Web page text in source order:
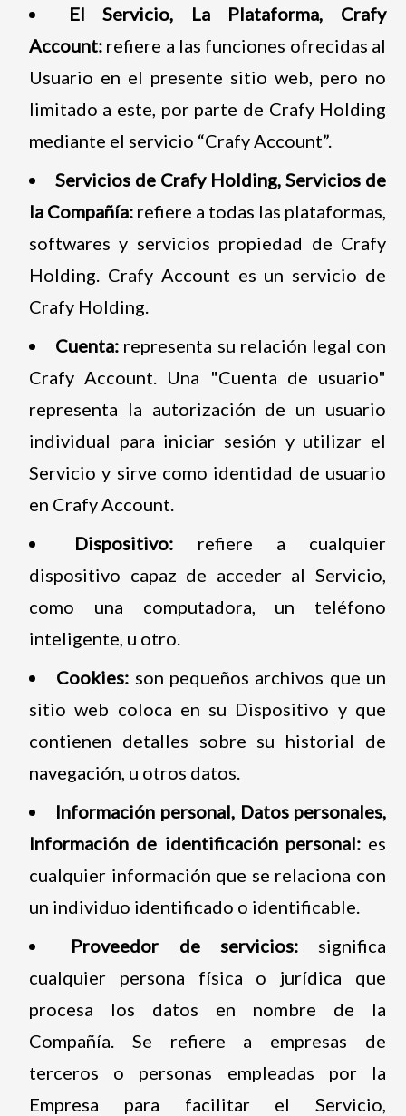
El Servicio, La Plataforma, Crafy
Account:refiere a las funciones ofrecidas al
Usuario en el presente sitio web, pero no
limitado a este, por parte de Crafy Holding
mediante el servicio “Crafy Account”.
Servicios de Crafy Holding, Servicios de
la Compañía:refiere a todas las plataformas,
softwares y servicios propiedad de Crafy
Holding. Crafy Account es un servicio de
Crafy Holding.
Cuenta: representa su relación legal con
Crafy Account. Una "Cuenta de usuario"
representa la autorización de un usuario
individual para iniciar sesión y utilizar el
Servicio y sirve como identidad de usuario
en Crafy Account.
Dispositivo: refiere a cualquier
dispositivo capaz de acceder al Servicio,
como una computadora, un teléfono
inteligente, u otro.
Cookies: son pequeños archivos que un
sitio web coloca en su Dispositivo y que
contienen detalles sobre su historial de
navegación, u otros datos.
Información personal, Datos personales,
Información de identificación personal:es
cualquier información que se relaciona con
un individuo identificado o identificable.
Proveedor de servicios:significa
cualquier persona física o jurídica que
procesa los datos en nombre de la
Compañía. Se refiere a empresas de
terceros o personas empleadas por la
Empresa para facilitar el Servicio,